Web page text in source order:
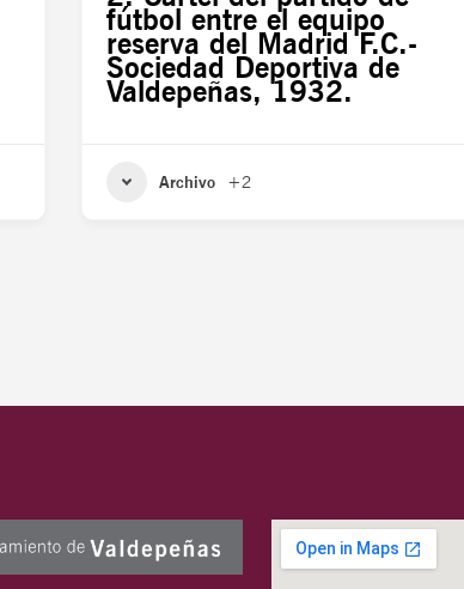
fútbol entre el equipo
reserva del Madrid F.C.-
Sociedad Deportiva de
Valdepeñas, 1932.
Archivo +2